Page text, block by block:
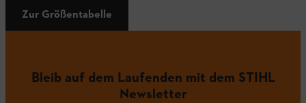
Zur Größentabelle
Bleib auf dem Laufenden mit dem STIHL
Newsletter